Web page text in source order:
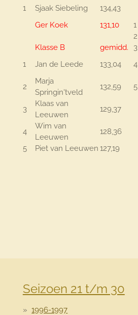
1
Sjaak Siebeling 134,43
Ger Koek
131,10 1
2
Klasse B
gemidd. 3
1
Jan de Leede 133,04 4
2
Marja
Springin'tveld
132,59 5
3
Klaas van
Leeuwen
129,37
4
Wim van
Leeuwen
128,36
5
Piet van Leeuwen 127,19
Seizoen 21 t/m 30
1996-1997